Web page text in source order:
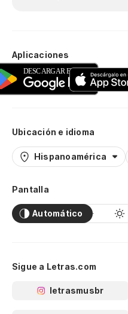
Aplicaciones
Ubicación e idioma
Hispanoamérica
Pantalla
Automático
Sigue a Letras.com
letrasmusbr